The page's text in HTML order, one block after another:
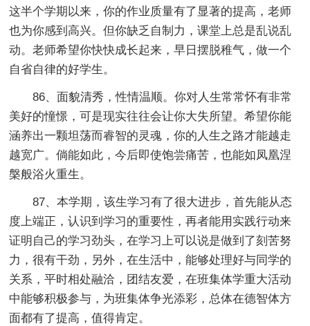
这半个学期以来，你的作业质量有了显著的提高，老师
也为你感到高兴。但你缺乏自制力，课堂上总是乱说乱
动。老师希望你快快成长起来，早日摆脱稚气，做一个
自省自律的好学生。
86、面貌清秀，性情温顺。你对人生常常怀有非常
美好的憧憬，可是现实往往会让你大失所望。希望你能
涵养出一颗坦荡而睿智的灵魂，你的人生之路才能越走
越宽广。倘能如此，今后即使饱尝痛苦，也能如凤凰涅
槃般浴火重生。
87、本学期，该生学习有了很大进步，首先能从态
度上端正，认识到学习的重要性，再者能用实践行动来
证明自己的学习劲头，在学习上可以说是做到了刻苦努
力，很有干劲，另外，在生活中，能够处理好与同学的
关系，平时相处融洽，团结友爱，在班集体学重大活动
中能够积极参与，为班集体争光添彩，总体在德智体方
面都有了提高，值得肯定。